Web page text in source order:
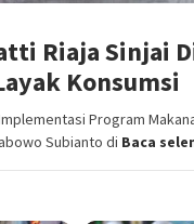
Riaja Sinjai
Konsumsi
Program
Subianto di Baca